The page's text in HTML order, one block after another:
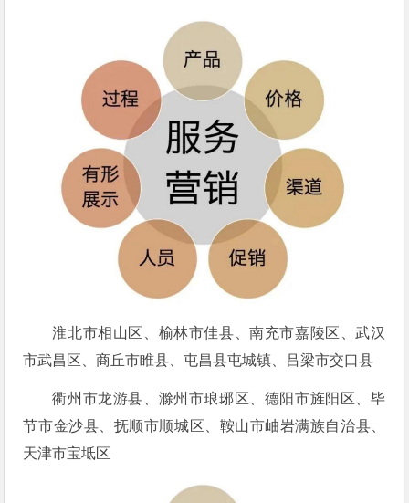
淮北市相山区、榆林市佳县、南充市嘉陵区、武汉
市武昌区、商丘市睢县、屯昌县屯城镇、吕梁市交口县
衢州市龙游县、滁州市琅琊区、德阳市旌阳区、毕
节市金沙县、抚顺市顺城区、鞍山市岫岩满族自治县、
天津市宝坻区